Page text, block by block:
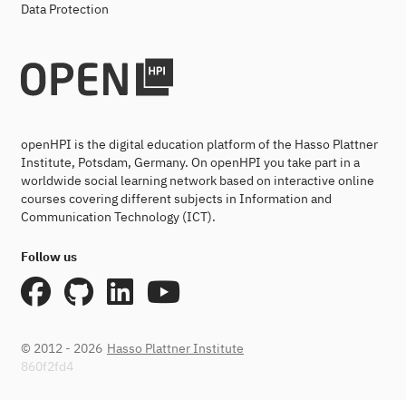
Data Protection
openHPI is the digital education platform of the Hasso Plattner
Institute, Potsdam, Germany. On openHPI you take part in a
worldwide social learning network based on interactive online
courses covering different subjects in Information and
Communication Technology (ICT).
Follow us
© 2012 - 2026 Hasso Plattner Institute
860f2fd4